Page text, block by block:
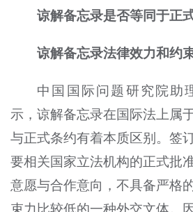
谅解备忘录是否等同于正
谅解备忘录法律效力和约
中国国际问题研究院助
示，谅解备忘录在国际法上属
与正式条约有着本质区别。签
要相关国家立法机构的正式批
意愿与合作意向，不具备严格
束力比较低的一种外交文体。